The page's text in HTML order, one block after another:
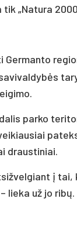
„Natura
Germanto
parko
draustiniai.
į
lieka už jo